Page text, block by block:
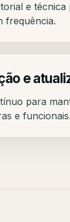
e técnica
frequência.
e
para
e funcionais.